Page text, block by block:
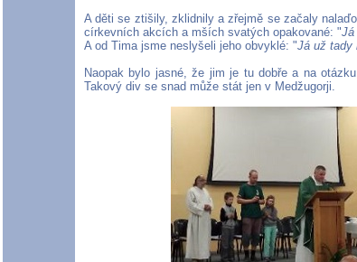
A děti se ztišily, zklidnily a zřejmě se začaly
církevních akcích a mších svatých opakované: "Já
A od Tima jsme neslyšeli jeho obvyklé: "Já už tady
Naopak bylo jasné, že jim je tu dobře a na
Takový div se snad může stát jen v Medžugorji.